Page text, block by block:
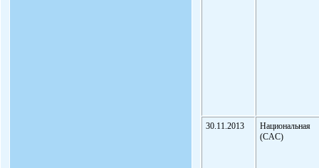
30.11.2013
Национальная
(CAC)